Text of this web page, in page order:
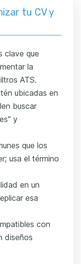
tu CV y
clave que
la
ATS.
ubicadas en
buscar
y
que los
usa el término
en un
esa
con
diseños